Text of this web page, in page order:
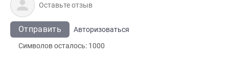
Отправить
Авторизоваться
Символов осталось: 1000